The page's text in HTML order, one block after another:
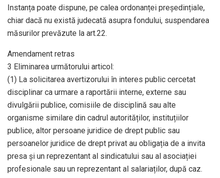
Instanța poate dispune, pe calea ordonanței președințiale,
chiar dacă nu există judecată asupra fondului, suspendarea
măsurilor prevăzute la art.22.
Amendament retras
3 Eliminarea următorului articol:
(1) La solicitarea avertizorului în interes public cercetat
disciplinar ca urmare a raportării interne, externe sau
divulgării publice, comisiile de disciplină sau alte
organisme similare din cadrul autorităților, instituțiilor
publice, altor persoane juridice de drept public sau
persoanelor juridice de drept privat au obligația de a invita
presa și un reprezentant al sindicatului sau al asociației
profesionale sau un reprezentant al salariaților, după caz.